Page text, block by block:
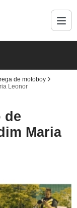
de motoboy
Leonor
de
Maria